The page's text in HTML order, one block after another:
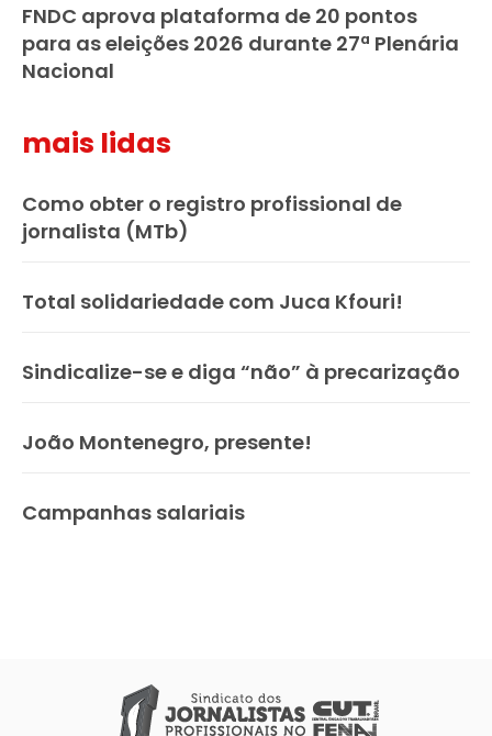
FNDC aprova plataforma de 20 pontos
para as eleições 2026 durante 27ª Plenária
Nacional
mais lidas
Como obter o registro profissional de
jornalista (MTb)
Total solidariedade com Juca Kfouri!
Sindicalize-se e diga “não” à precarização
João Montenegro, presente!
Campanhas salariais